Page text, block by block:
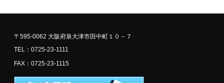
〒595-0062 大阪府泉大津市田中町１０－７
TEL：0725-23-1111
FAX：0725-23-1115